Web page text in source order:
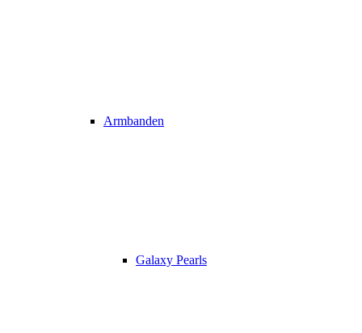
Armbanden
Galaxy Pearls